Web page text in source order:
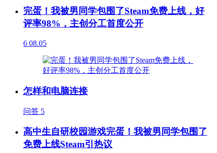
完蛋！我被男同学包围了Steam免费上线，好
评率98%，主创分工首度公开
6 08.05
怎样和电脑连接
问答 5
高中生自研校园游戏完蛋！我被男同学包围了
免费上线Steam引热议